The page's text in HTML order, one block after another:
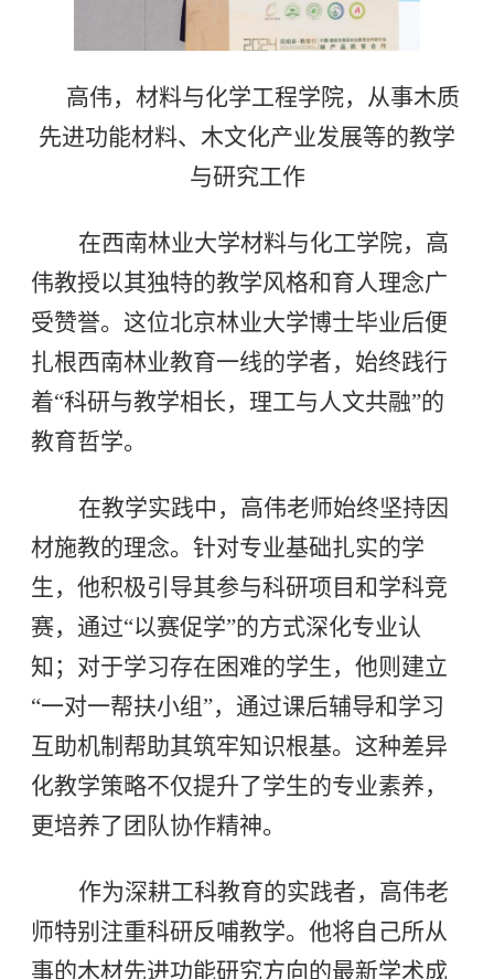
高伟， 材料与化学工程学院，从事木质
先进功能材料、木文化产业发展等的教学
与研究工作
在西南林业大学材料与化工学院，高
伟教授以其独特的教学风格和育人理念广
受赞誉。这位北京林业大学博士毕业后便
扎根西南林业教育一线的学者，始终践行
着“科研与教学相长，理工与人文共融”的
教育哲学。
在教学实践中，高伟老师始终坚持因
材施教的理念。针对专业基础扎实的学
生，他积极引导其参与科研项目和学科竞
赛，通过“以赛促学”的方式深化专业认
知；对于学习存在困难的学生，他则建立
“一对一帮扶小组”，通过课后辅导和学习
互助机制帮助其筑牢知识根基。这种差异
化教学策略不仅提升了学生的专业素养，
更培养了团队协作精神。
作为深耕工科教育的实践者，高伟老
师特别注重科研反哺教学。他将自己所从
事的木材先进功能研究方向的最新学术成